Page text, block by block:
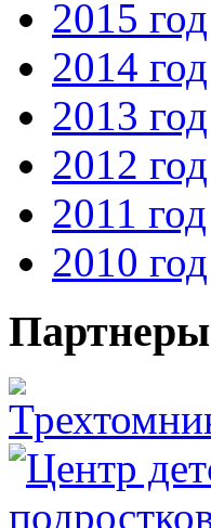
2015 год
2014 год
2013 год
2012 год
2011 год
2010 год
Партнеры